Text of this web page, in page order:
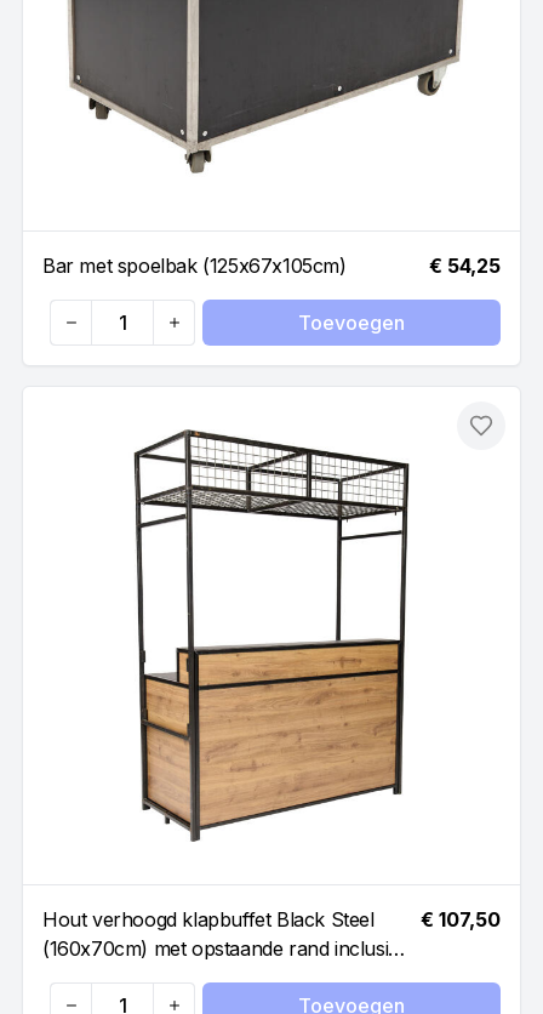
Bar met spoelbak (125x67x105cm) € 54,25
Quantity
Toevoegen
Hout verhoogd klapbuffet Black Steel
(160x70cm) met opstaande rand inclusief
buffet bovenbouw
€ 107,50
Toevoegen